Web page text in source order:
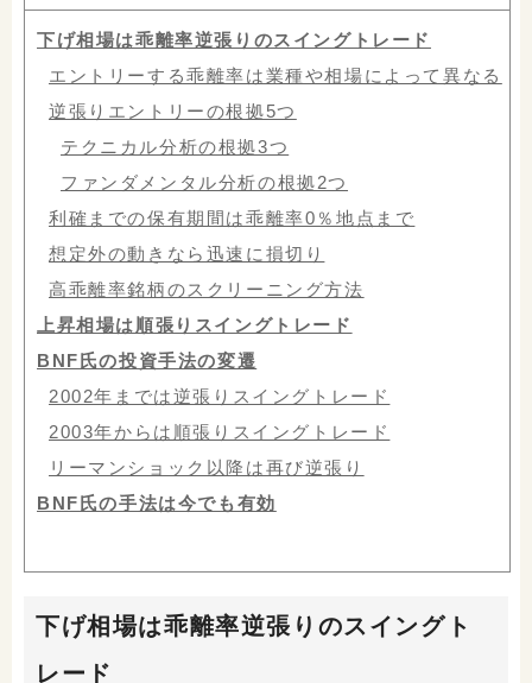
下げ相場は乖離率逆張りのスイングトレード
エントリーする乖離率は業種や相場によって異なる
逆張りエントリーの根拠5つ
テクニカル分析の根拠3つ
ファンダメンタル分析の根拠2つ
利確までの保有期間は乖離率0％地点まで
想定外の動きなら迅速に損切り
高乖離率銘柄のスクリーニング方法
上昇相場は順張りスイングトレード
BNF氏の投資手法の変遷
2002年までは逆張りスイングトレード
2003年からは順張りスイングトレード
リーマンショック以降は再び逆張り
BNF氏の手法は今でも有効
下げ相場は乖離率逆張りのスイングト
レード